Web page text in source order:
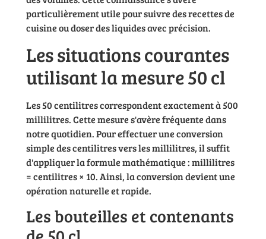
particulièrement utile pour suivre des recettes de
cuisine ou doser des liquides avec précision.
Les situations courantes
utilisant la mesure 50 cl
Les 50 centilitres correspondent exactement à 500
millilitres. Cette mesure s'avère fréquente dans
notre quotidien. Pour effectuer une conversion
simple des centilitres vers les millilitres, il suffit
d'appliquer la formule mathématique : millilitres
= centilitres × 10. Ainsi, la conversion devient une
opération naturelle et rapide.
Les bouteilles et contenants